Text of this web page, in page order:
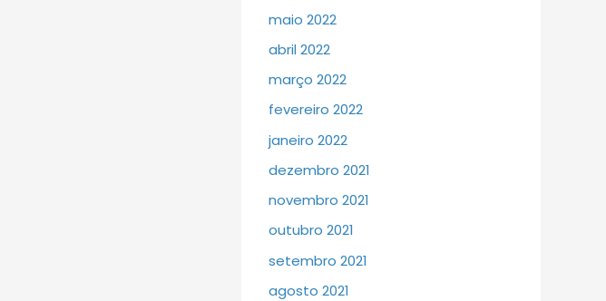
maio 2022
abril 2022
março 2022
fevereiro 2022
janeiro 2022
dezembro 2021
novembro 2021
outubro 2021
setembro 2021
agosto 2021